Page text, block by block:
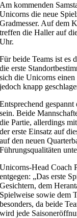
Am kommenden
Unicorns die neue
Gradmesser. Auf dem
treffen die Haller auf
Uhr.
Für beide Teams ist es
die erste
sich die Unicorns
jedoch knapp
Entsprechend
sein. Beide
die Partie, allerdings
der erste Einsatz auf
auf den neuen
Führungsqualitäten
Unicorns-Head Coach
entgegen: „Das erste
Gesichtern, dem
Spielweise sowie dem
besonders, da beide
wird jede